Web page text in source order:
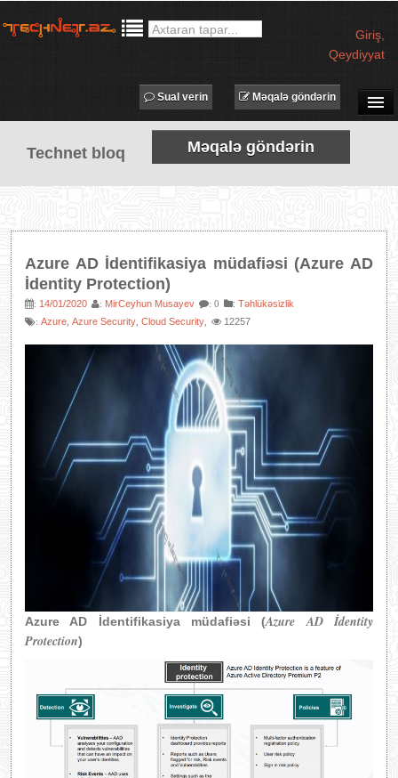
Giriş
Qeydiyyat
SUAL-CAVAB
TECHNET TV
MƏQALƏLƏR
PROQRAMLAR
AVADANLIQLAR
Məqalə göndərin
Sual verin
Technet bloq Məqalə göndərin
Azure AD İdentifikasiya müdafiəsi (Azure AD
İdentity Protection)
: 14/01/2020 : MirCeyhun Musayev : 0 : Təhlükəsizlik
: Azure Azure Security Cloud Security 12257
Azure AD İdentifikasiya müdafiəsi (Azure AD İdentity
Protection)